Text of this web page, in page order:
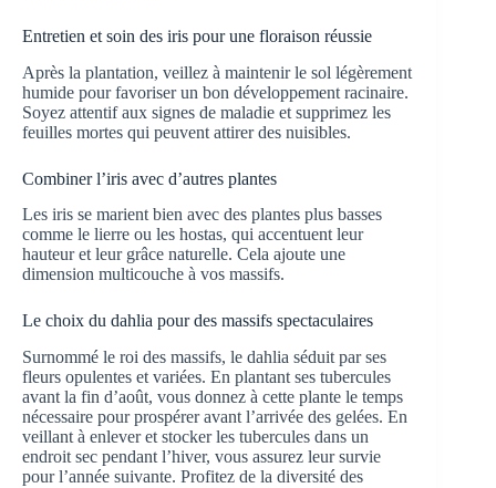
Entretien et soin des iris pour une floraison réussie
Après la plantation, veillez à maintenir le sol légèrement
humide pour favoriser un bon développement racinaire.
Soyez attentif aux signes de maladie et supprimez les
feuilles mortes qui peuvent attirer des nuisibles.
Combiner l’iris avec d’autres plantes
Les iris se marient bien avec des plantes plus basses
comme le lierre ou les hostas, qui accentuent leur
hauteur et leur grâce naturelle. Cela ajoute une
dimension multicouche à vos massifs.
Le choix du dahlia pour des massifs spectaculaires
Surnommé le roi des massifs, le dahlia séduit par ses
fleurs opulentes et variées. En plantant ses tubercules
avant la fin d’août, vous donnez à cette plante le temps
nécessaire pour prospérer avant l’arrivée des gelées. En
veillant à enlever et stocker les tubercules dans un
endroit sec pendant l’hiver, vous assurez leur survie
pour l’année suivante. Profitez de la diversité des